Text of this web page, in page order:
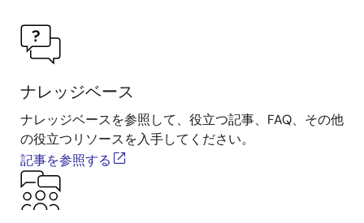
ナレッジベース
ナレッジベースを参照して、役立つ記事、FAQ、その他
の役立つリソースを入手してください。
記事を参照する